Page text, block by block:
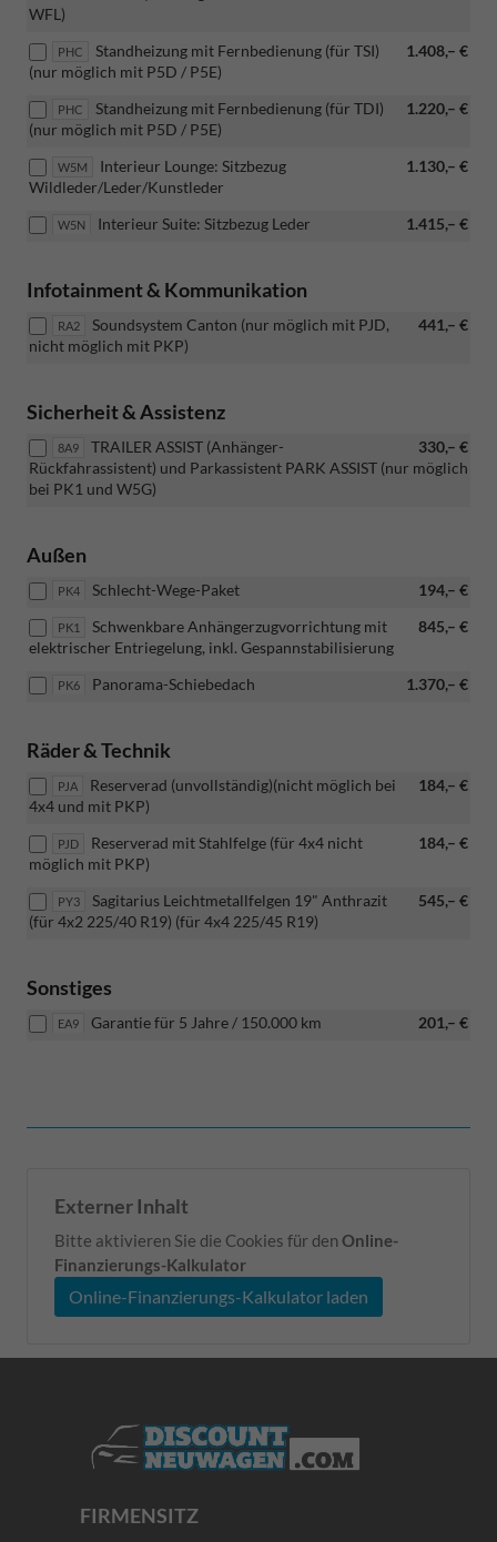
WFL)
PHC 1.408,– €
Standheizung mit Fernbedienung (für TSI)
(nur möglich mit P5D / P5E)
PHC 1.220,– €
Standheizung mit Fernbedienung (für TDI)
(nur möglich mit P5D / P5E)
W5M 1.130,– €
Interieur Lounge: Sitzbezug
Wildleder/Leder/Kunstleder
W5N 1.415,– €
Interieur Suite: Sitzbezug Leder
Infotainment & Kommunikation
RA2 441,– €
Soundsystem Canton (nur möglich mit PJD,
nicht möglich mit PKP)
Sicherheit & Assistenz
8A9 330,– €
TRAILER ASSIST (Anhänger-
Rückfahrassistent) und Parkassistent PARK ASSIST (nur möglich
bei PK1 und W5G)
Außen
PK4 194,– €
Schlecht-Wege-Paket
PK1 845,– €
Schwenkbare Anhängerzugvorrichtung mit
elektrischer Entriegelung, inkl. Gespannstabilisierung
PK6 1.370,– €
Panorama-Schiebedach
Räder & Technik
PJA 184,– €
Reserverad (unvollständig)(nicht möglich bei
4x4 und mit PKP)
PJD 184,– €
Reserverad mit Stahlfelge (für 4x4 nicht
möglich mit PKP)
PY3 545,– €
Sagitarius Leichtmetallfelgen 19" Anthrazit
(für 4x2 225/40 R19) (für 4x4 225/45 R19)
Sonstiges
EA9 201,– €
Garantie für 5 Jahre / 150.000 km
Externer Inhalt
Bitte aktivieren Sie die Cookies für den Online-
Finanzierungs-Kalkulator
Online-Finanzierungs-Kalkulator laden
FIRMENSITZ